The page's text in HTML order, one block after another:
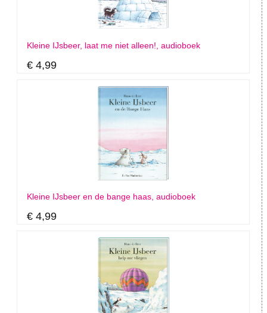
Kleine IJsbeer, laat me niet alleen!, audioboek
€ 4,99
Kleine IJsbeer en de bange haas, audioboek
€ 4,99